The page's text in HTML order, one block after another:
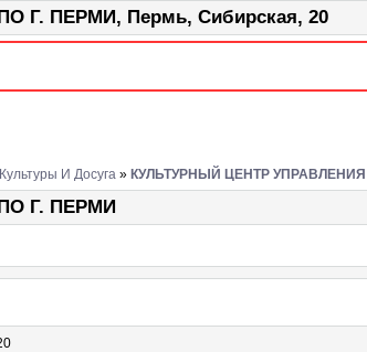
ПЕРМИ, Пермь, Сибирская, 20
И Досуга » КУЛЬТУРНЫЙ ЦЕНТР
Г. ПЕРМИ